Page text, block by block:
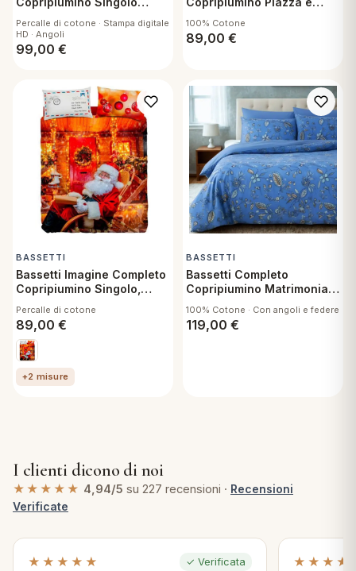
Percalle di cotone · Stampa digitale
HD · Angoli
99,00 €
100% Cotone
89,00 €
BASSETTI
Bassetti Imagine Completo
Copripiumino Singolo,
Lenzuolo sotto con angoli
e Federa
Percalle di cotone
89,00 €
+2 misure
BASSETTI
Bassetti Completo
Copripiumino Matrimoniale
100% Cotone · Con angoli e federe
119,00 €
I clienti dicono di noi
★★★★★ 4,94/5 su 227 recensioni · Recensioni
Verificate
★★★★★ ✓ Verificata